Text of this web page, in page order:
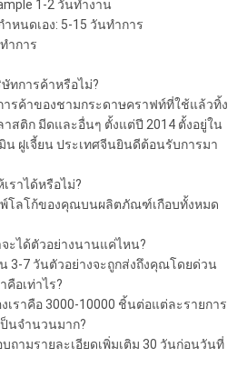
1-2 วันทำงาน
หนดเอง: 5-15 วันทำการ
ำการ
ทการค้าหรือไม่?
ารค้าของชามกระดาษคราฟท์ที่ใช้แล้วทิ้ง
สติก มีดและอื่นๆ ตั้งแต่ปี 2014 ตั้งอยู่ใน
มิน ฝูเจี้ยน ประเทศจีนยินดีต้อนรับการมา
ราได้หรือไม่?
พ์โลโก้ของคุณบนผลิตภัณฑ์เกือบทั้งหมด
ะได้ตัวอย่างนานแค่ไหน?
3-7 วันตัวอย่างจะถูกส่งถึงคุณโดยด่วน
อเท่าไร?
ราคือ 3000-10000 ชิ้นต่อแต่ละรายการ
ป็นจำนวนมาก?
ถามรายละเอียดเพิ่มเติม 30 วันก่อนวันที่